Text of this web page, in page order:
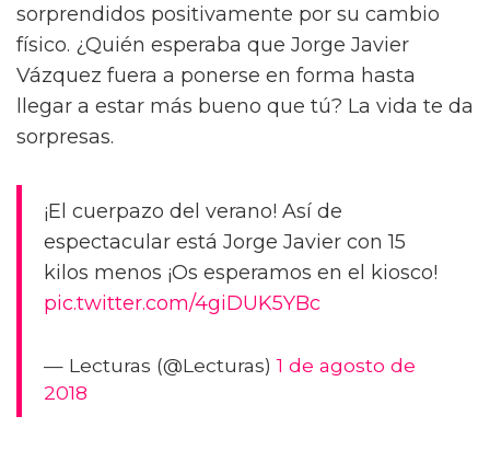
sorprendidos positivamente por su cambio
físico. ¿Quién esperaba que Jorge Javier
Vázquez fuera a ponerse en forma hasta
llegar a estar más bueno que tú? La vida te da
sorpresas.
¡El cuerpazo del verano! Así de
espectacular está Jorge Javier con 15
kilos menos ¡Os esperamos en el kiosco!
pic.twitter.com/4giDUK5YBc
— Lecturas (@Lecturas)1 de agosto de
2018